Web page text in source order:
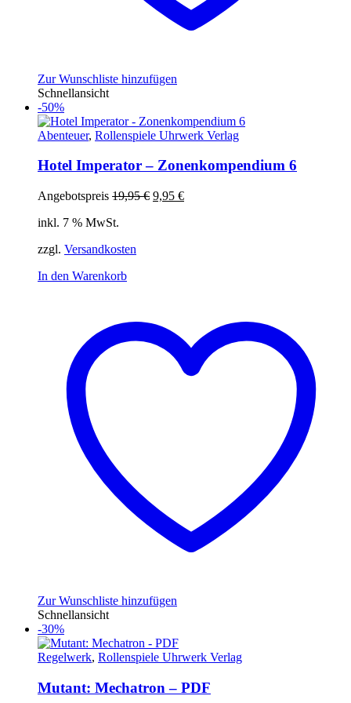
Zur Wunschliste hinzufügen
Schnellansicht
-50%
Abenteuer, Rollenspiele Uhrwerk Verlag
Hotel Imperator – Zonenkompendium 6
Angebotspreis 19,95€ Ursprünglicher
9,95 €Aktueller
inkl. 7 % MwSt.
zzgl. Versandkosten
In den Warenkorb
Zur Wunschliste hinzufügen
Schnellansicht
-30%
Regelwerk, Rollenspiele Uhrwerk Verlag
Mutant: Mechatron – PDF